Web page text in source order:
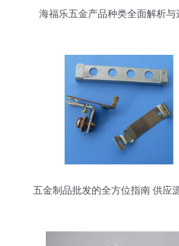
海福乐五金产品种类全面解析与
五金制品批发的全方位指南 供应